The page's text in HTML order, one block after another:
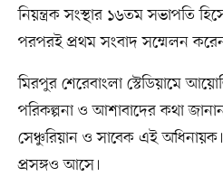
নিয়ন্ত্রক সংস্থার ১৬তম সভাপতি
পরপরই প্রথম সংবাদ সম্মেলন
মিরপুর শেরেবাংলা স্টেডিয়ামে
পরিকল্পনা ও আশাবাদের কথা
সেঞ্চুরিয়ান ও সাবেক এই
প্রসঙ্গও আসে।